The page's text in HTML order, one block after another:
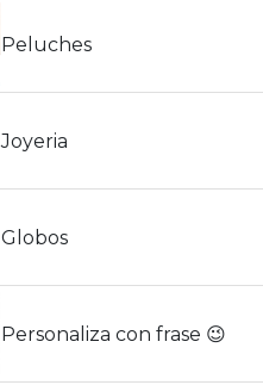
Peluches
Joyeria
Globos
Personaliza con frase 😉